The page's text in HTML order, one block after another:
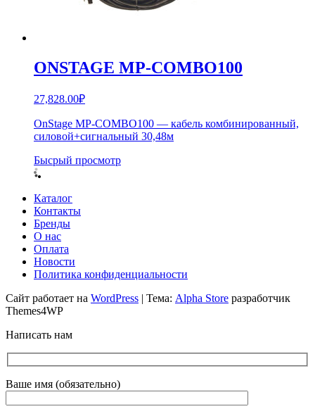
ONSTAGE MP-COMBO100
27,828.00₽
OnStage MP-COMBO100 — кабель комбинированный,
силовой+сигнальный 30,48м
Бысрый просмотр
Каталог
Контакты
Бренды
О нас
Оплата
Новости
Политика конфиденциальности
Сайт работает на WordPress | Тема: Alpha Store разработчик
Themes4WP
Написать нам
Ваше имя (обязательно)